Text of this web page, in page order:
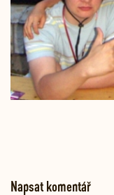
Napsat komentář